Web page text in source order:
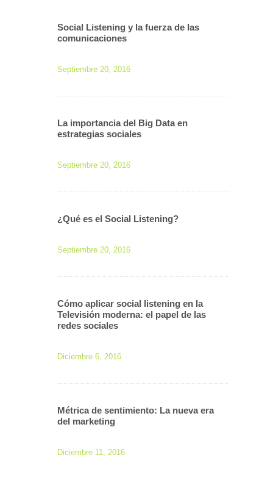
Social Listening y la fuerza de las
comunicaciones
Septiembre 20, 2016
La importancia del Big Data en
estrategias sociales
Septiembre 20, 2016
¿Qué es el Social Listening?
Septiembre 20, 2016
Cómo aplicar social listening en la
Televisión moderna: el papel de las
redes sociales
Diciembre 6, 2016
Métrica de sentimiento: La nueva era
del marketing
Diciembre 11, 2016